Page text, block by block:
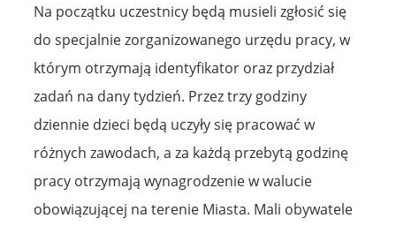
Na początku uczestnicy będą musieli zgłosić się
do specjalnie zorganizowanego urzędu pracy, w
którym otrzymają identyfikator oraz przydział
zadań na dany tydzień. Przez trzy godziny
dziennie dzieci będą uczyły się pracować w
różnych zawodach, a za każdą przebytą godzinę
pracy otrzymają wynagrodzenie w walucie
obowiązującej na terenie Miasta. Mali obywatele